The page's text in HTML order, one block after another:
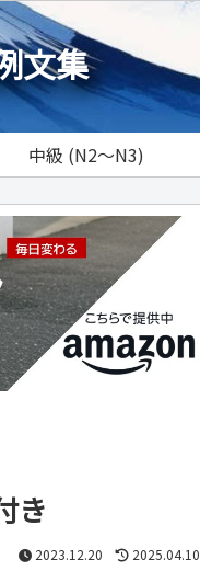
文集
中級 (N2～N3)
き
2023.12.20 2025.04.10